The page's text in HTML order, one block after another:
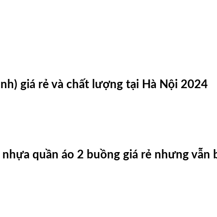
giá rẻ và chất lượng tại Hà Nội 2024
quần áo 2 buồng giá rẻ nhưng vẫn